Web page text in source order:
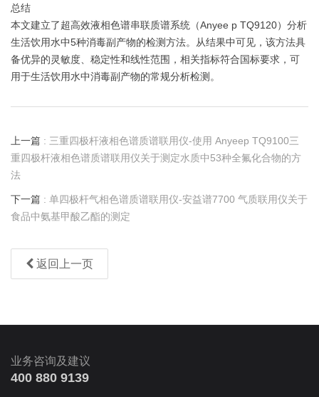
总结
本文建立了超高效液相色谱串联质谱系统（Anyee p TQ9120） 分析
生活饮用水中5种消毒副产物的检测方法。从结果中可见，该方法具
备优异的灵敏度、稳定性和线性范围，相关指标符合国标要求，可
用于生活饮用水中消毒副产物的常规分析检测。
上一篇 : 三重四极杆液相色谱质谱联用仪-使用 Anyeep TQ9100三
重四极杆液相色谱质谱联用仪关于测定水质中53种全氟化合物的方
法
下一篇 : 单四极杆气相色谱质谱联用仪-安益谱7700 气质联用仪关于
⾷品中氨基甲酸乙酯的测定
返回上一页
业务咨询及建议
400 880 9139